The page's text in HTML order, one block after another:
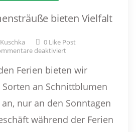
bieten Vielfalt
0Like Post
deaktiviert
Ferien bieten wir
an Schnittblumen
nur an den Sonntagen
während der Ferien